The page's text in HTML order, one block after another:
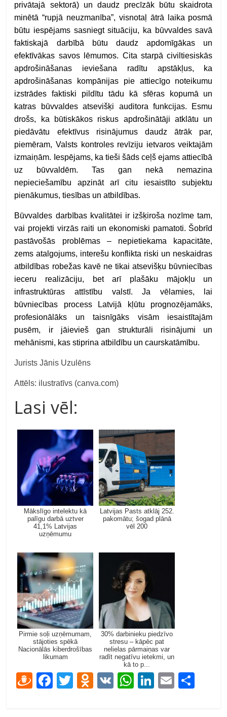
privātajā sektorā) un daudz precīzāk būtu skaidrota
minētā “rupjā neuzmanība”, visnotaļ ātrā laika posmā
būtu iespējams sasniegt situāciju, ka būvvaldes savā
faktiskajā darbībā būtu daudz apdomīgākas un
efektīvākas savos lēmumos. Cita starpā civiltiesiskās
apdrošināšanas ieviešana radītu apstākļus, ka
apdrošināšanas kompānijas pie attiecīgo noteikumu
izstrādes faktiski pildītu tādu kā sfēras kopumā un
katras būvvaldes atsevišķi auditora funkcijas. Esmu
drošs, ka būtiskākos riskus apdrošinātāji atklātu un
piedāvātu efektīvus risinājumus daudz ātrāk par,
piemēram, Valsts kontroles revīziju ietvaros veiktajām
izmaiņām. Iespējams, ka tieši šāds ceļš ejams attiecībā
uz būvvaldēm. Tas gan nekā nemazina
nepieciešamību apzināt arī citu iesaistīto subjektu
pienākumus, tiesības un atbildības.
Būvvaldes darbības kvalitātei ir izšķiroša nozīme tam,
vai projekti virzās raiti un ekonomiski pamatoti. Šobrīd
pastāvošās problēmas – nepietiekama kapacitāte,
zems atalgojums, interešu konflikta riski un neskaidras
atbildības robežas kavē ne tikai atsevišķu būvniecības
ieceru realizāciju, bet arī plašāku mājokļu un
infrastruktūras attīstību valstī. Ja vēlamies, lai
būvniecības process Latvijā kļūtu prognozējamāks,
profesionālāks un taisnīgāks visām iesaistītajām
pusēm, ir jāievieš gan strukturāli risinājumi un
mehānismi, kas stiprina atbildību un caurskatāmību.
Jurists Jānis Uzulēns
Attēls: ilustratīvs (canva.com)
Lasi vēl:
Mākslīgo intelektu kā
palīgu darbā uztver
41,1% Latvijas
uzņēmumu
Latvijas Pasts atklāj 252.
pakomātu; šogad plānā
vēl 200
Pirmie soļi uzņēmumam,
stājoties spēkā
Nacionālās kiberdrošības
likumam
30% darbinieku piedzīvo
stresu – kāpēc pat
nelielas pārmaiņas var
radīt negatīvu ietekmi, un
kā to p...
D F T O V W Li E